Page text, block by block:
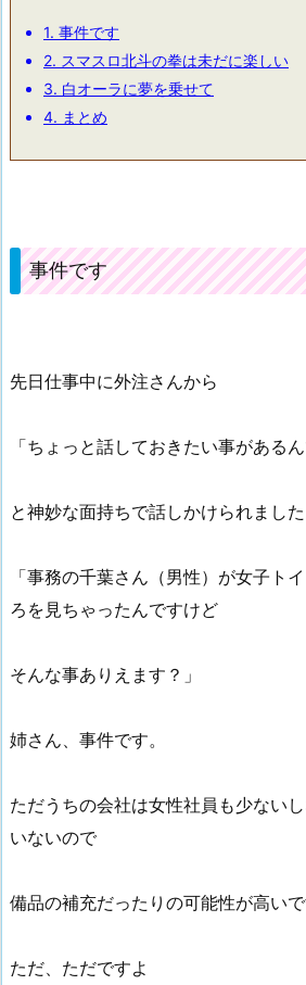
1. 事件です
2. スマスロ北斗の拳は未だに楽しい
3. 白オーラに夢を乗せて
4. まとめ
事件です
先日仕事中に外注さんから
「ちょっと話しておきたい事がある
と神妙な面持ちで話しかけられました
「事務の千葉さん（男性）が女子ト
ろを見ちゃったんですけど
そんな事ありえます？」
姉さん、事件です。
ただうちの会社は女性社員も少ない
いないので
備品の補充だったりの可能性が高いで
ただ、ただですよ